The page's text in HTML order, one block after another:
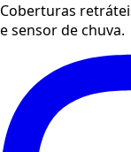
Coberturas
e sensor de chuva.